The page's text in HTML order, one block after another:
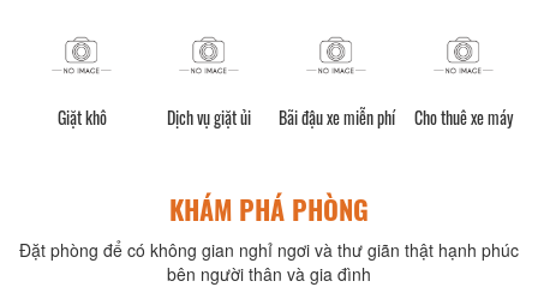
Giặt khô Dịch vụ giặt ủi Bãi đậu xe miễn phí Cho thuê xe máy
KHÁM PHÁ PHÒNG
Đặt phòng để có không gian nghỉ ngơi và thư giãn thật hạnh phúc
bên người thân và gia đình